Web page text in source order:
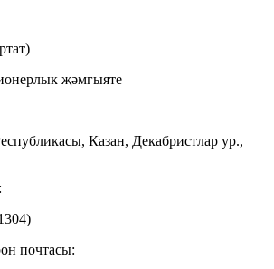
җәмгыяте
Казан, Декабристлар ур.,
почтасы: